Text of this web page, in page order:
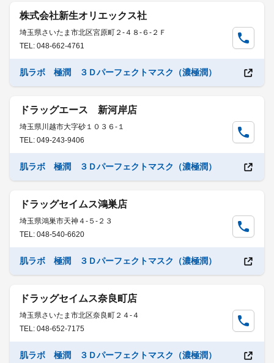
株式会社新生オリエックス社
埼玉県さいたま市北区宮原町２-４８-６-２Ｆ
TEL: 048-662-4761
肌ラボ 極潤 ３Ｄパーフェクトマスク（濃極潤）
ドラッグエース 新河岸店
埼玉県川越市大字砂１０３６-１
TEL: 049-243-9406
肌ラボ 極潤 ３Ｄパーフェクトマスク（濃極潤）
ドラッグセイムス鴻巣店
埼玉県鴻巣市天神４-５-２３
TEL: 048-540-6620
肌ラボ 極潤 ３Ｄパーフェクトマスク（濃極潤）
ドラッグセイムス奈良町店
埼玉県さいたま市北区奈良町２４-４
TEL: 048-652-7175
肌ラボ 極潤 ３Ｄパーフェクトマスク（濃極潤）